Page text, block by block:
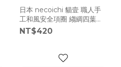
日本 necoichi 貓壹 職人手
工和風安全項圈 縐綢四葉草
鈴 - 藍 [A5140]
NT$420